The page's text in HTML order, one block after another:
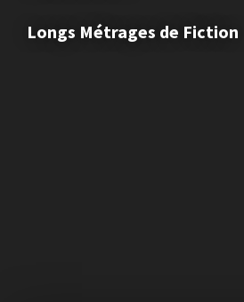
Longs Métrages de Fiction